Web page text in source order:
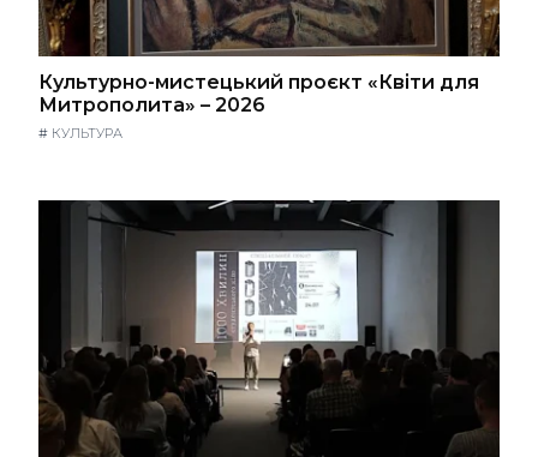
Культурно-мистецький проєкт «Квіти для
Митрополита» – 2026
# КУЛЬТУРА